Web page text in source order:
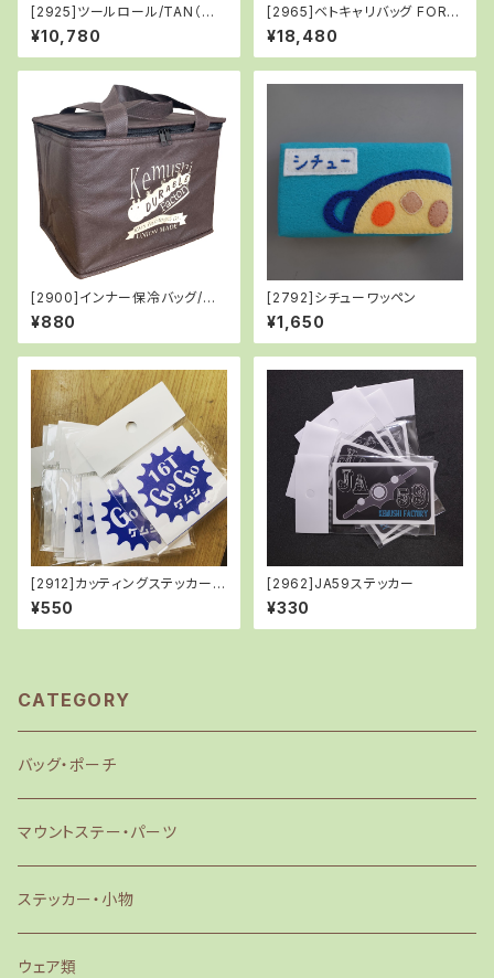
[2925]ツールロール/TAN（工
具なし）
¥10,780
[2965]ベトキャリバッグ FOR C
125/BLACK
¥18,480
[2900]インナー保冷バッグ/ブ
ラウン
¥880
[2792]シチューワッペン
¥1,650
[2912]カッティングステッカー/1
6T
¥550
[2962]JA59ステッカー
¥330
CATEGORY
バッグ・ポーチ
マウントステー・パーツ
ステッカー・小物
ウェア類